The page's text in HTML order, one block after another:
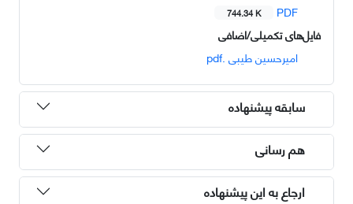
PDF
744.34 K
فایل‌های تکمیلی/اضافی
امیرحسین طیبی .pdf
سابقه پیشنهاده
هم رسانی
ارجاع به این پیشنهاده